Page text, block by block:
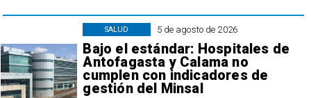
5 de agosto de 2026
Bajo el estándar: Hospitales de
Antofagasta y Calama no
cumplen con indicadores de
gestión del Minsal
SALUD